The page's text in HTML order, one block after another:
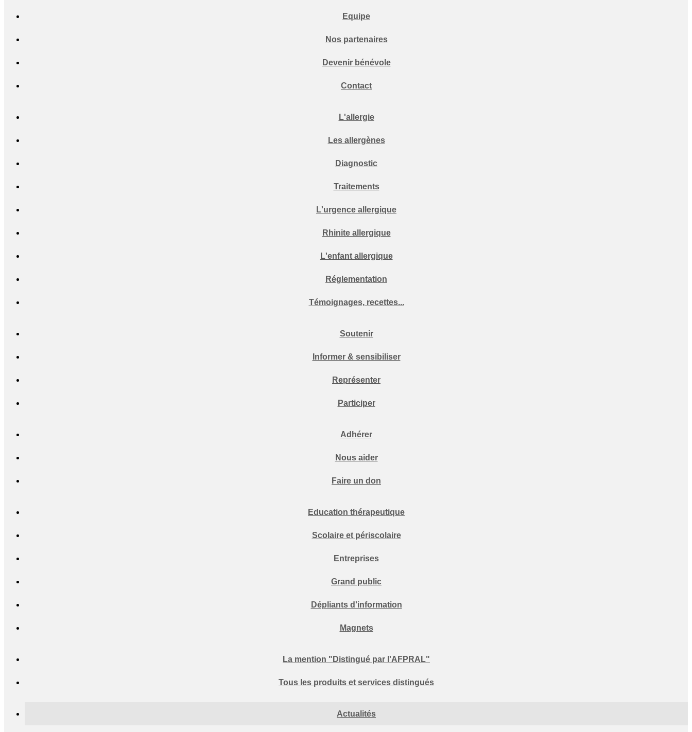
Equipe
Nos partenaires
Devenir bénévole
Contact
L'allergie
Les allergènes
Diagnostic
Traitements
L'urgence allergique
Rhinite allergique
L'enfant allergique
Réglementation
Témoignages, recettes...
Soutenir
Informer & sensibiliser
Représenter
Participer
Adhérer
Nous aider
Faire un don
Education thérapeutique
Scolaire et périscolaire
Entreprises
Grand public
Dépliants d'information
Magnets
La mention "Distingué par l'AFPRAL"
Tous les produits et services distingués
Actualités